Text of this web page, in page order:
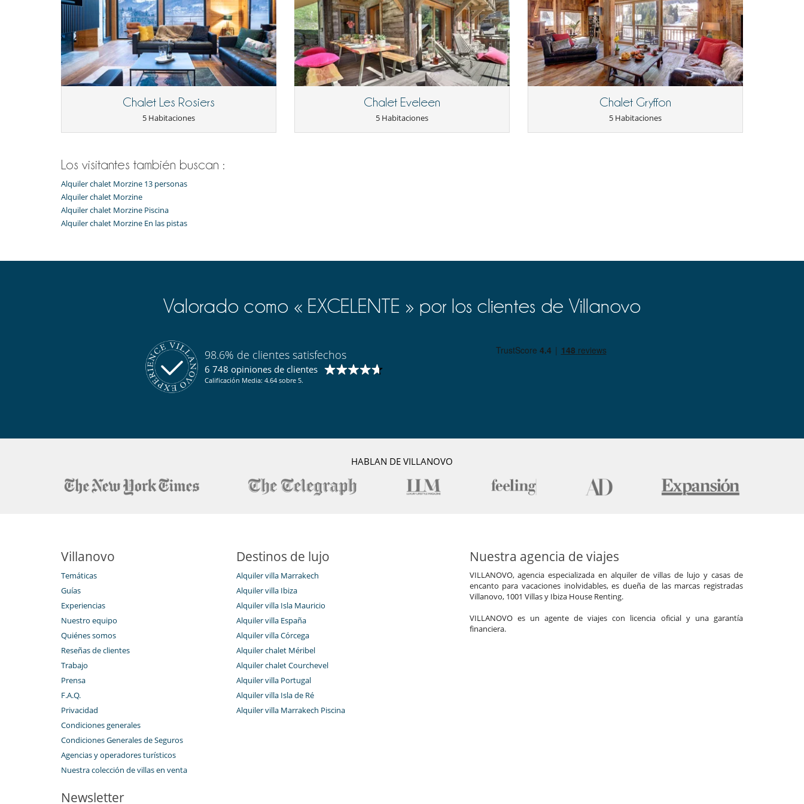
En el exterior
Casa adaptada para personas con movilidad reducida
Jardín
Lounge en la terraza
Plancha
Tumbonas en la terraza
Equipos, instalaciones, eventos
Bodega de vinos
Caja fuerte
Ocios y actividades deportivas
Equipo de música
Hammam
Sala de juegos
Ski room
Estufa de leña
Parking privado
Chef a pedido (se requiere reserva previa) Cocine usted mismo
Chalet Les Rosiers
5 Habitaciones
Chalet Eveleen
5 Habitaciones
Chalet Gryffon
5 Habitaciones
Los visitantes también buscan :
Alquiler chalet Morzine 13 personas
Alquiler chalet Morzine
Alquiler chalet Morzine Piscina
Alquiler chalet Morzine En las pistas
Valorado como « EXCELENTE » por los clientes de Villanovo
98.6% de clientes satisfechos
6 748 opiniones de clientes
Calificación Media: 4.64 sobre 5.
HABLAN DE VILLANOVO
Villanovo
Temáticas
Guías
Experiencias
Nuestro equipo
Quiénes somos
Reseñas de clientes
Trabajo
Prensa
F.A.Q.
Privacidad
Condiciones generales
Condiciones Generales de Seguros
Agencias y operadores turísticos
Nuestra colección de villas en venta
Destinos de lujo
Alquiler villa Marrakech
Alquiler villa Ibiza
Alquiler villa Isla Mauricio
Alquiler villa España
Alquiler villa Córcega
Alquiler chalet Méribel
Alquiler chalet Courchevel
Alquiler villa Portugal
Alquiler villa Isla de Ré
Alquiler villa Marrakech Piscina
Nuestra agencia de viajes
VILLANOVO, agencia especializada en alquiler de villas de lujo y casas de
encanto para vacaciones inolvidables, es dueña de las marcas registradas
Villanovo, 1001 Villas y Ibiza House Renting.
VILLANOVO es un agente de viajes con licencia oficial y una garantía
financiera.
Newsletter